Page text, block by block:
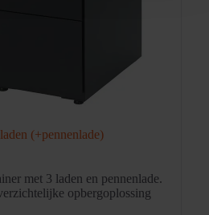
(+pennenlade)
met 3 laden en pennenlade.
opbergoplossing